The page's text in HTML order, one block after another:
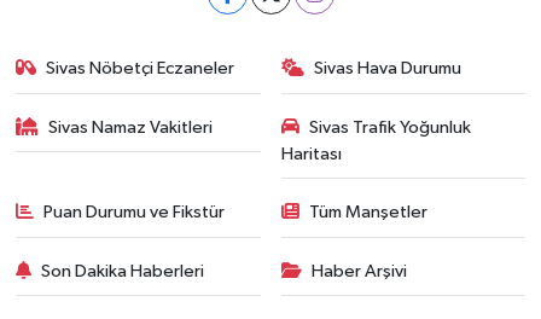
Sivas Nöbetçi Eczaneler Sivas Hava Durumu
Sivas Namaz Vakitleri
Sivas Trafik Yoğunluk
Haritası
Puan Durumu ve Fikstür Tüm Manşetler
Son Dakika Haberleri Haber Arşivi